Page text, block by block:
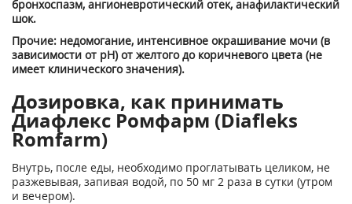
бронхоспазм, ангионевротический отек, анафилактический
шок.
Прочие: недомогание, интенсивное окрашивание мочи (в
зависимости от рН) от желтого до коричневого цвета (не
имеет клинического значения).
Дозировка, как принимать
Диафлекс Ромфарм (Diafleks
Romfarm)
Внутрь, после еды, необходимо проглатывать целиком, не
разжевывая, запивая водой, по 50 мг 2 раза в сутки (утром
и вечером).